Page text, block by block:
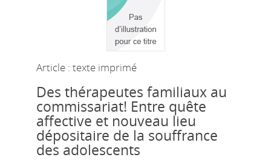
Article : texte imprimé
Des thérapeutes familiaux au
commissariat! Entre quête
affective et nouveau lieu
dépositaire de la souffrance
des adolescents